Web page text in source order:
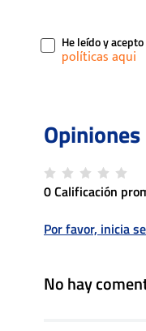
He leído y
0 Calificación
Por favor, inicia
No hay